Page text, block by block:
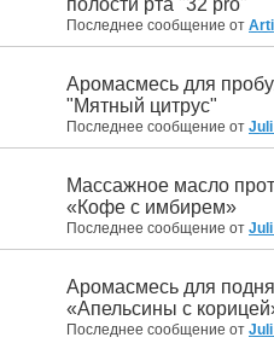
Последнее сообщение от Arti
Аромасмесь для
"Мятный цитрус"
Последнее сообщение от
Массажное масло
«Кофе с имбирем»
Последнее сообщение от
Аромасмесь для
«Апельсины с
Последнее сообщение от